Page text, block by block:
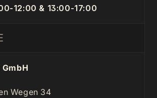
12:00 & 13:00-17:00
Wegen 34